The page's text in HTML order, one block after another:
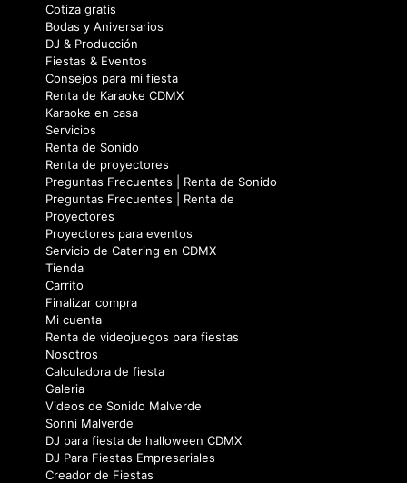
Cotiza gratis
Bodas y Aniversarios
DJ & Producción
Fiestas & Eventos
Consejos para mi fiesta
Renta de Karaoke CDMX
Karaoke en casa
Servicios
Renta de Sonido
Renta de proyectores
Preguntas Frecuentes | Renta de Sonido
Preguntas Frecuentes | Renta de
Proyectores
Proyectores para eventos
Servicio de Catering en CDMX
Tienda
Carrito
Finalizar compra
Mi cuenta
Renta de videojuegos para fiestas
Nosotros
Calculadora de fiesta
Galeria
Videos de Sonido Malverde
Sonni Malverde
DJ para fiesta de halloween CDMX
DJ Para Fiestas Empresariales
Creador de Fiestas